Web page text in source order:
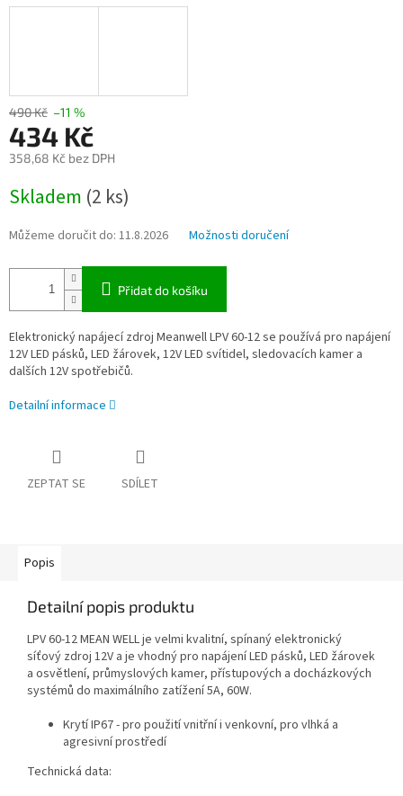
490 Kč –11 %
434 Kč
358,68 Kč bez DPH
cena:
Skladem (2 ks)
Můžeme doručit do: 11.8.2026 Možnosti doručení
Přidat do košíku
Elektronický napájecí zdroj Meanwell LPV 60-12 se používá pro napájení
12V LED pásků, LED žárovek, 12V LED svítidel, sledovacích kamer a
dalších 12V spotřebičů.
Detailní informace
ZEPTAT SE SDÍLET
Popis
Detailní popis produktu
LPV 60-12 MEAN WELL je velmi kvalitní, spínaný elektronický
síťový zdroj 12V a je vhodný pro napájení LED pásků, LED žárovek
a osvětlení, průmyslových kamer, přístupových a docházkových
systémů do maximálního zatížení 5A, 60W.
Krytí IP67 - pro použití vnitřní i venkovní, pro vlhká a
agresivní prostředí
Technická data: